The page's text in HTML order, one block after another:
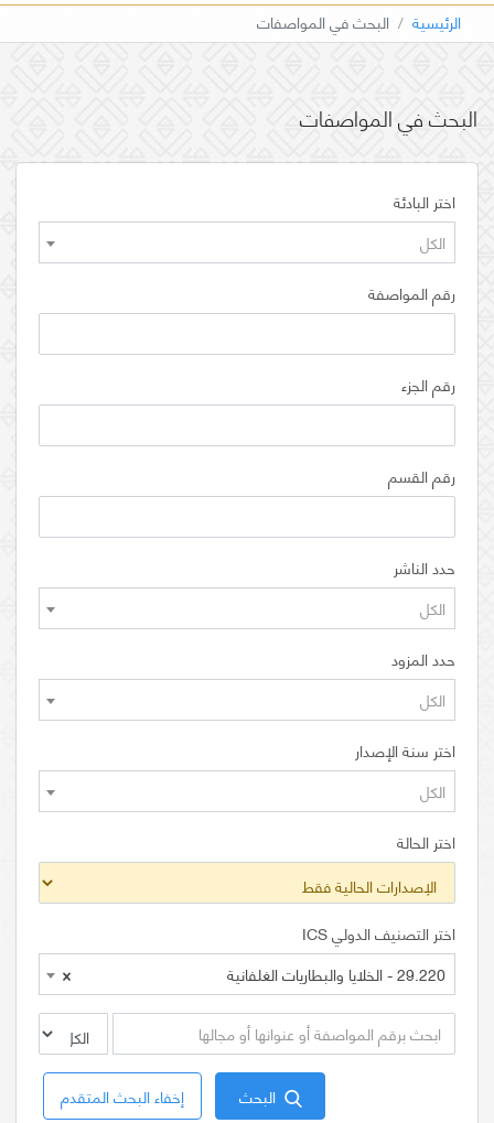
الرئيسية البحث في المواصفات
البحث في المواصفات
اختر البادئة
الكل
رقم المواصفة
رقم الجزء
رقم القسم
حدد الناشر
الكل
حدد المزود
الكل
اختر سنة الإصدار
الكل
اختر الحالة
اختر التصنيف الدولي ICS
×
29.220 - الخلايا والبطاريات الغلفانية
البحث إخفاء البحث المتقدم